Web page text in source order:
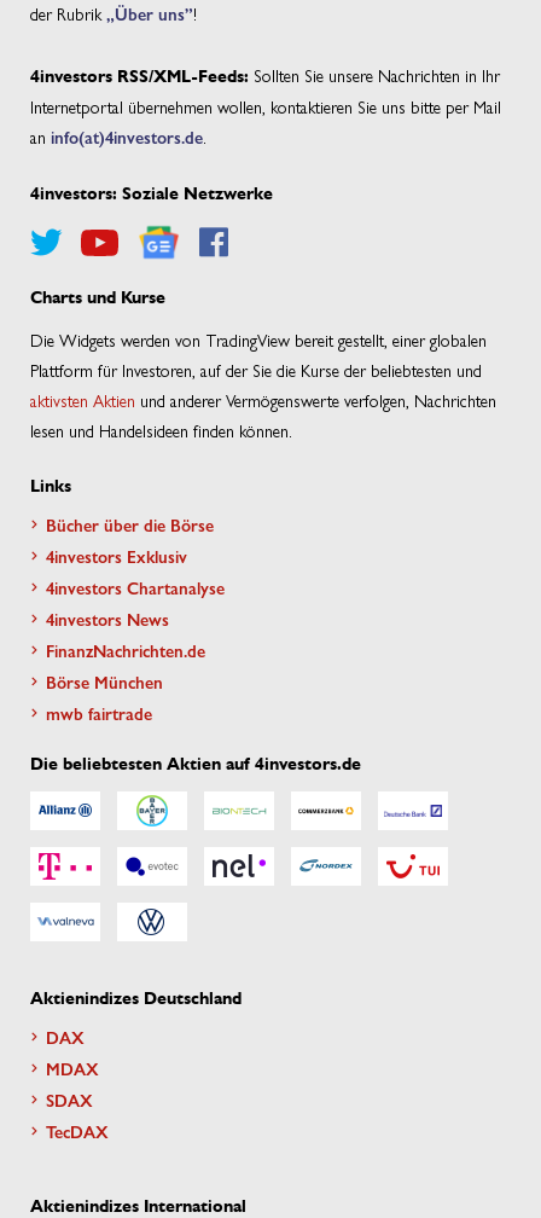
der Rubrik„Über uns”!
4investors RSS/XML-Feeds: Sollten Sie unsere Nachrichten in Ihr
Internetportal übernehmen wollen, kontaktieren Sie uns bitte per Mail
an info(at)4investors.de.
4investors: Soziale Netzwerke
Charts und Kurse
Die Widgets werden von TradingView bereit gestellt, einer globalen
Plattform für Investoren, auf der Sie die Kurse der beliebtesten und
aktivsten Aktien und anderer Vermögenswerte verfolgen, Nachrichten
lesen und Handelsideen finden können.
Links
Bücher über die Börse
4investors Exklusiv
4investors Chartanalyse
4investors News
FinanzNachrichten.de
Börse München
mwb fairtrade
Die beliebtesten Aktien auf 4investors.de
Aktienindizes Deutschland
DAX
MDAX
SDAX
TecDAX
Aktienindizes International